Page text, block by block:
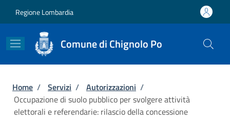
Regione Lombardia
Comune di Chignolo Po
Briciole di pane
Home / Servizi / Autorizzazioni /
Occupazione di suolo pubblico per svolgere attività
elettorali e referendarie: rilascio della concessione